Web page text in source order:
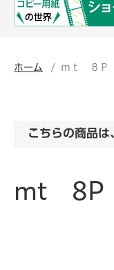
ホーム ｍｔ ８Ｐ
こちらの商品
mt 8P